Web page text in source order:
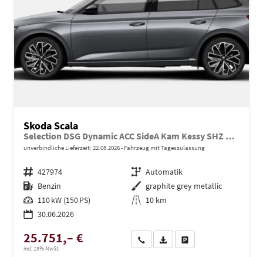
Skoda Scala
Selection DSG Dynamic ACC SideA Kam Kessy SHZ SunS
unverbindliche Lieferzeit: 22.08.2026 Fahrzeug mit Tageszulassung
Fahrzeugnr. 427974 Getriebe Automatik
Kraftstoff Benzin Außenfarbe graphite grey metallic
Leistung 110 kW (150 PS) Kilometerstand 10 km
30.06.2026
25.751,– €
incl. 19% MwSt.
Wir rufen Sie anPDF-Datei, Fahrzeugexposé